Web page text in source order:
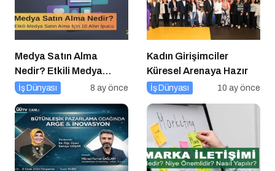
Medya Satın Alma
Nedir? Etkili Medya
Satın Alma İçin 10 Altın
İş Dünyası 8 ay önce
Kadın Girişimciler
Küresel Arenaya Hazır
İş Dünyası 10 ay önce